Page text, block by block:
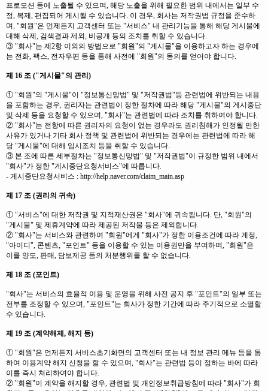
프로모션 등에 노출될 수 있으며, 해당 노출을 위해 필요한 범위 내에서는 일부 수
정, 복제, 편집되어 게시될 수 있습니다. 이 경우, 회사는 저작권법 규정을 준수하
며, "회원"은 언제든지 고객센터 또는 "서비스" 내 관리기능을 통해 해당 게시물에
대해 삭제, 검색결과 제외, 비공개 등의 조치를 취할 수 있습니다.
③ "회사"는 제2항 이외의 방법으로 "회원"의 "게시물"을 이용하고자 하는 경우에
는 전화, 팩스, 전자우편 등을 통해 사전에 "회원"의 동의를 얻어야 합니다.
제 16 조 ("게시물"의 관리)
① "회원"의 "게시물"이 "정보통신망법" 및 "저작권법"등 관련법에 위반되는 내용
을 포함하는 경우, 권리자는 관련법이 정한 절차에 따라 해당 "게시물"의 게시중단
및 삭제 등을 요청할 수 있으며, "회사"는 관련법에 따라 조치를 취하여야 합니다.
② "회사"는 전항에 따른 권리자의 요청이 없는 경우라도 권리침해가 인정될 만한
사유가 있거나 기타 회사 정책 및 관련법에 위반되는 경우에는 관련법에 따라 해
당 "게시물"에 대해 임시조치 등을 취할 수 있습니다.
③ 본 조에 따른 세부절차는 "정보통신망법" 및 "저작권법"이 규정한 범위 내에서
"회사"가 정한 "게시중단요청서비스"에 따릅니다.
- 게시중단요청서비스 : http://help.naver.com/claim_main.asp
제 17 조 (권리의 귀속)
① "서비스"에 대한 저작권 및 지적재산권은 "회사"에 귀속됩니다. 단, "회원"의
"게시물" 및 제휴계약에 따라 제공된 저작물 등은 제외합니다.
② "회사"는 서비스와 관련하여 "회원"에게 "회사"가 정한 이용조건에 따라 계정,
"아이디", 콘텐츠, "포인트" 등을 이용할 수 있는 이용권만을 부여하며, "회원"은
이를 양도, 판매, 담보제공 등의 처분행위를 할 수 없습니다.
제 18 조 (포인트)
"회사"는 서비스의 효율적 이용 및 운영을 위해 사전 공지 후 "포인트"의 일부 또는
전부를 조정할 수 있으며, "포인트"는 회사가 정한 기간에 따라 주기적으로 소멸할
수 있습니다.
제 19 조 (계약해제, 해지 등)
① "회원"은 언제든지 서비스초기화면의 고객센터 또는 내 정보 관리 메뉴 등을 통
하여 이용계약 해지 신청을 할 수 있으며, "회사"는 관련법 등이 정하는 바에 따라
이를 즉시 처리하여야 합니다.
② "회원"이 계약을 해지할 경우, 관련법 및 개인정보취급방침에 따라 "회사"가 회